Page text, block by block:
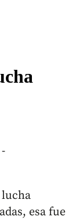
esa fue